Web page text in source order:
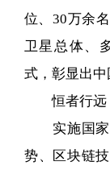
位、30万余
卫星总体、
式，彰显出中
恒者行远
实施国家
势、区块链